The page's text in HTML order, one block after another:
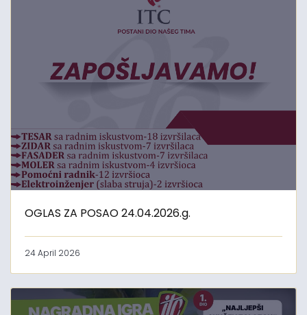
OGLAS ZA POSAO 24.04.2026.g.
24 April 2026